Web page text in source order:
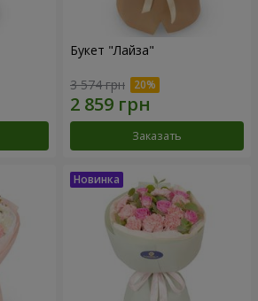
Букет "Лайза"
3 574 грн
Заказать